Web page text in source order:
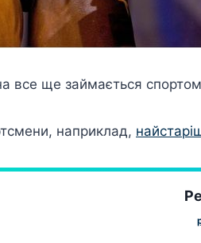
все ще займається
наприклад,